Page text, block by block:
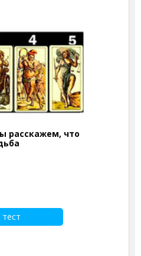
расскажем, что